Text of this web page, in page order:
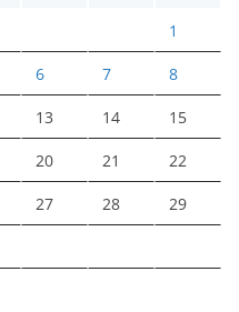
1
6 7 8
13 14 15
20 21 22
27 28 29